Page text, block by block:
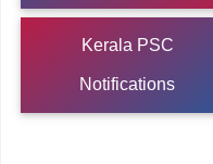
Kerala PSC
Notifications